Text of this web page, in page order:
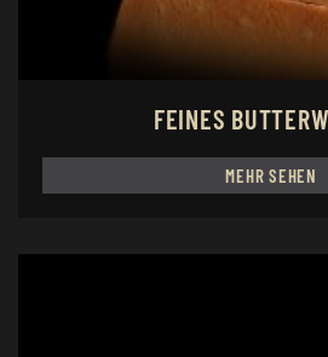
FEINES
MEHR SEHEN